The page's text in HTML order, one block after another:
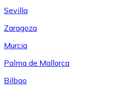
Sevilla
Zaragoza
Murcia
Palma de Mallorca
Bilbao